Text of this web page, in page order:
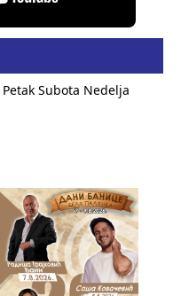
Petak Subota Nedelja